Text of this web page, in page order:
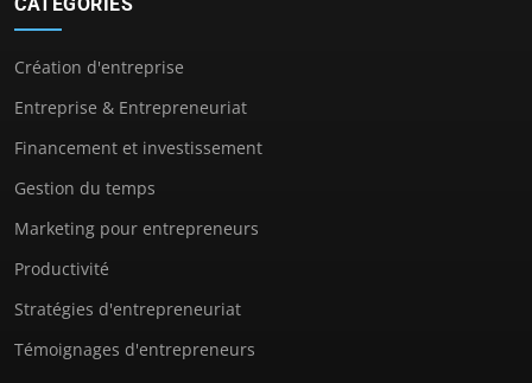
Création d'entreprise
Entreprise & Entrepreneuriat
Financement et investissement
Gestion du temps
Marketing pour entrepreneurs
Productivité
Stratégies d'entrepreneuriat
Témoignages d'entrepreneurs